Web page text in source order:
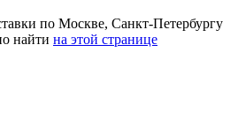
по Москве, Санкт-Петербургу
найти на этой странице